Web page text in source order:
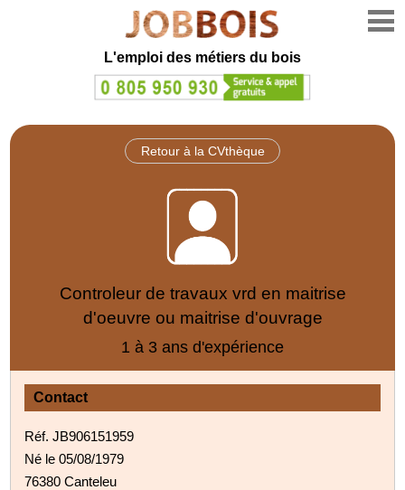
L'emploi des métiers du bois
Retour à la CVthèque
Controleur de travaux vrd en maitrise
d'oeuvre ou maitrise d'ouvrage
1 à 3 ans d'expérience
Contact
Réf. JB906151959
Né le 05/08/1979
76380 Canteleu